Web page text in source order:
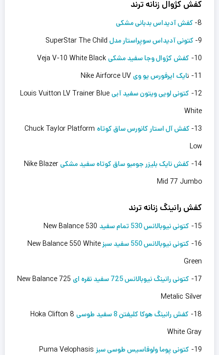
کفش کژوال زنانه ترند
8- کفش آدیداس بدبانی مشکی
9- کتونی آدیداس سوپراستار مدل
10- کفش کژوال وجا سفید مشکی
11- ن
ایک ایرفورس یو وی
12- کتونی لویی ویتون سفید آبی Louis Vuitton LV Trainer Blue
White
13- کفش آل استار کانورس ساق کوتاه Chuck Taylor Platform
Low
14- کفش نایک بلیزر جومبو ساق کوتاه سفید مشکی Nike Blazer
Mid 77 Jumbo
کفش رانینگ زنانه ترند
15- کتونی نیوبالانس 530 تمام سفید
16- کتونی نیوبالانس 550 سفید سبز
New Balance 550 White
Green
17- کتونی رانینگ نیوبالانس 725 سفید نقره ای
New Balance 725
Metalic Silver
18- کفش رانینگ هوکا کلیفتن 8 سفید طوسی
Hoka Clifton 8
White Gray
19- کتونى پوما ولوفاسیس طوسی سبز Puma Velophasis